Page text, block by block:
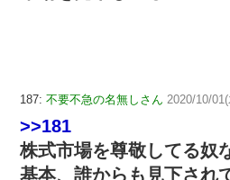
187: 不要不急の名無しさん 2020/10/
>>181
株式市場を尊敬してる奴
基本、誰からも見下され